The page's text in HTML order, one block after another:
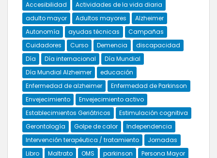
Accesibilidad
Actividades de la vida diaria
adulto mayor
Adultos mayores
Alzheimer
Autonomía
ayudas técnicas
Campañas
Cuidadores
Curso Demencia
discapacidad
Día
Día internacional
Día Mundial
Día Mundial Alzheimer
educación
Enfermedad de alzheimer
Enfermedad de Parkinson
Envejecimiento
Envejecimiento activo
Establecimientos Geriátricos
Estimulación cognitiva
Gerontología
Golpe de calor
Independencia
Intervención terapéutica / tratamiento
Jornadas
Libro
Maltrato OMS parkinson
Persona Mayor